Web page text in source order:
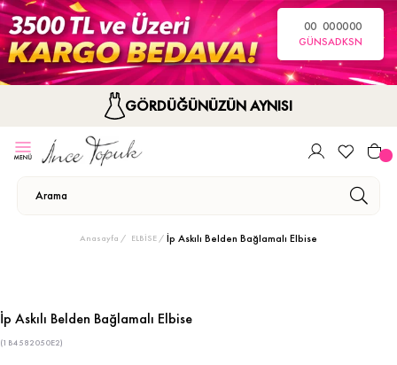
00
GÜN
00
SA
00
DK
00
SN
GÖRDÜĞÜNÜZÜN AYNISI
Anasayfa ELBİSE İp Askılı Belden Bağlamalı Elbise
İp Askılı Belden Bağlamalı Elbise
(1B4582050E2)